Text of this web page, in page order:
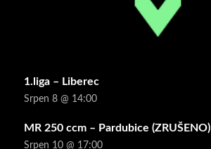
1.liga – Liberec
Srpen 8 @ 14:00
MR 250 ccm – Pardubice (ZRUŠENO)
Srpen 10 @ 17:00